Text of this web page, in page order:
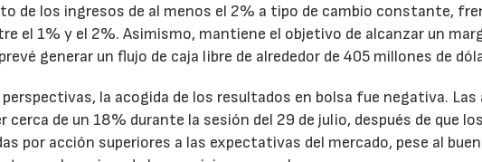
de los ingresos de al menos el 2% a tipo de cambio constante,
el 1% y el 2%. Asimismo, mantiene el objetivo de alcanzar un
generar un flujo de caja libre de alrededor de 405 millones de
perspectivas, la acogida de los resultados en bolsa fue negativa. Las
cerca de un 18% durante la sesión del 29 de julio, después de que
por acción superiores a las expectativas del mercado, pese al buen